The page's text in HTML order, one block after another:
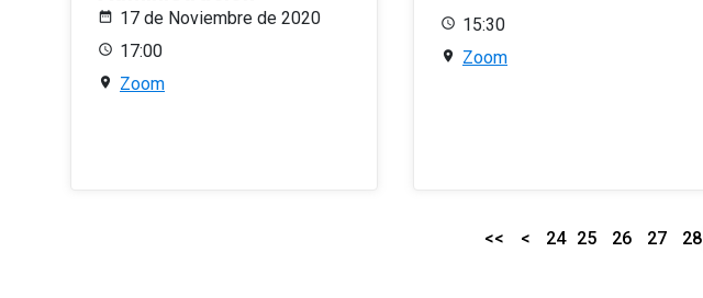
17 de Noviembre de 2020
17:00
Zoom
15:30
Zoom
<< < 24 25 26 27 28